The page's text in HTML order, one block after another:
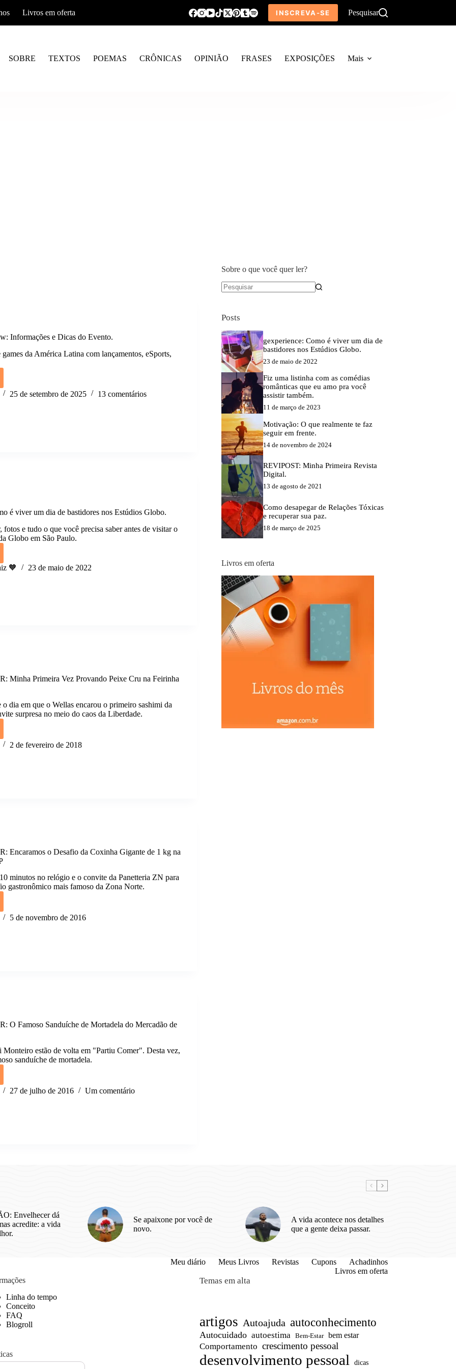
Livros em oferta INSCREVA-SE Pesquisar
SOBRE TEXTOS POEMAS CRÔNICAS OPINIÃO FRASES EXPOSIÇÕES Mais
Informações e Dicas do Evento.
da América Latina com lançamentos, eSports,
25 de setembro de 2025 13 comentários
é viver um dia de bastidores nos Estúdios Globo.
fotos e tudo o que você precisa saber antes de visitar o
Globo em São Paulo.
🧡 23 de maio de 2022
Minha Primeira Vez Provando Peixe Cru na Feirinha
dia em que o Wellas encarou o primeiro sashimi da
surpresa no meio do caos da Liberdade.
2 de fevereiro de 2018
Encaramos o Desafio da Coxinha Gigante de 1 kg na
minutos no relógio e o convite da Panetteria ZN para
gastronômico mais famoso da Zona Norte.
5 de novembro de 2016
O Famoso Sanduíche de Mortadela do Mercadão de
estão de volta em "Partiu Comer". Desta vez,
sanduíche de mortadela.
27 de julho de 2016 Um comentário
Sobre o que você quer ler?
Posts
gexperience: Como é viver um dia de
bastidores nos Estúdios Globo.
23 de maio de 2022
Fiz uma listinha com as comédias
românticas que eu amo pra você
assistir também.
11 de março de 2023
Motivação: O que realmente te faz
seguir em frente.
14 de novembro de 2024
REVIPOST: Minha Primeira Revista
Digital.
13 de agosto de 2021
Como desapegar de Relações Tóxicas
e recuperar sua paz.
18 de março de 2025
Livros em oferta
Envelhecer dá
acredite: a vida
Se apaixone por você de
novo.
A vida acontece nos detalhes
que a gente deixa passar.
Meu diário Meus Livros Revistas Cupons
Achadinhos
Livros em oferta
Linha do tempo
Conceito
FAQ
Blogroll
Temas em alta
artigos Autoajuda autoconhecimento
Autocuidado autoestima Bem-Estar bem estar
Comportamento crescimento pessoal
desenvolvimento pessoal dicas